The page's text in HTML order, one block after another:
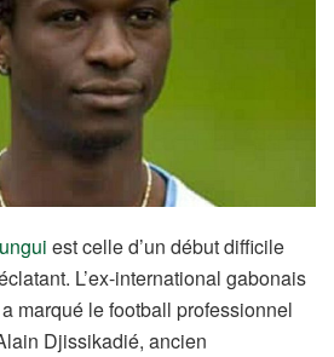
est celle d’un début difficile
L’ex-international gabonais
marqué le football professionnel
Djissikadié, ancien